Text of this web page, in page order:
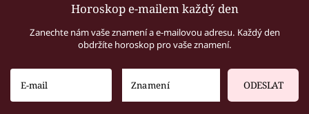
Horoskop e-mailem každý den
Zanechte nám vaše znamení a e-mailovou adresu. Každý den
obdržíte horoskop pro vaše znamení.
ODESLAT